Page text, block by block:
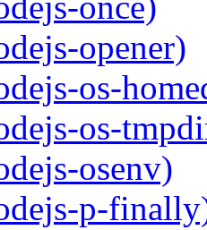
opener)
os-
os-
osenv)
p-